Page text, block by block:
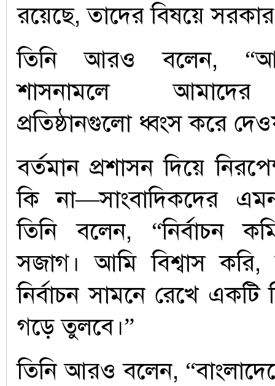
রয়েছে, তাদের বিষয়ে সরকার
তিনি আরও বলেন,
শাসনামলে আমাদের
প্রতিষ্ঠানগুলো ধ্বংস করে
বর্তমান প্রশাসন দিয়ে
কি না—সাংবাদিকদের
তিনি বলেন, “নির্বাচন
সজাগ। আমি বিশ্বাস
নির্বাচন সামনে রেখে একটি
গড়ে তুলবে।”
তিনি আরও বলেন,